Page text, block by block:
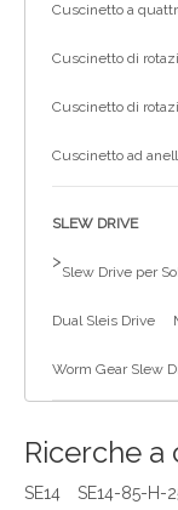
Cuscinetto a
Cuscinetto di
Cuscinetto di
Cuscinetto ad
SLEW DRIVE
>
Slew Drive per
Dual Sleis Drive
Worm Gear Slew
Ricerche a
SE14 SE14-85-H-